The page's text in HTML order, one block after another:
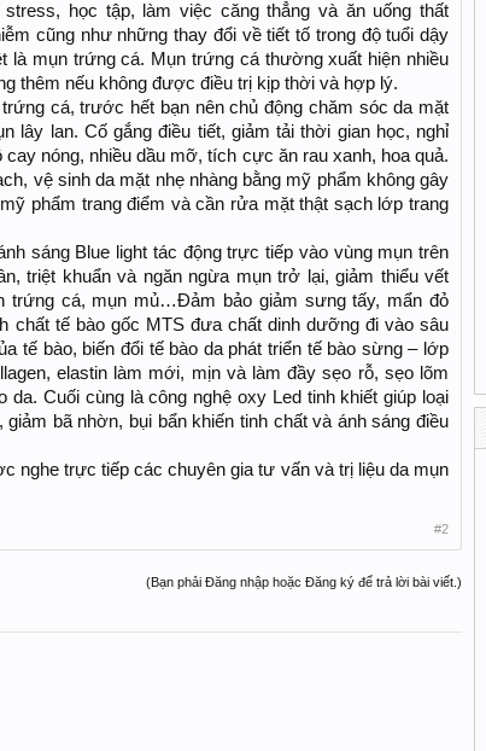
học tập, làm việc căng thẳng và ăn uống thất
cũng như những thay đổi về tiết tố trong độ tuổi dậy
là mụn trứng cá. Mụn trứng cá thường xuất hiện nhiều
thêm nếu không được điều trị kịp thời và hợp lý.
cá, trước hết bạn nên chủ động chăm sóc da mặt
lây lan. Cố gắng điều tiết, giảm tải thời gian học, nghỉ
nóng, nhiều dầu mỡ, tích cực ăn rau xanh, hoa quả.
vệ sinh da mặt nhẹ nhàng bằng mỹ phẩm không gây
phẩm trang điểm và cần rửa mặt thật sạch lớp trang
sáng Blue light tác động trực tiếp vào vùng mụn trên
triệt khuẩn và ngăn ngừa mụn trở lại, giảm thiểu vết
trứng cá, mụn mủ…Đảm bảo giảm sưng tấy, mẩn đỏ
chất tế bào gốc MTS đưa chất dinh dưỡng đi vào sâu
tế bào, biến đổi tế bào da phát triển tế bào sừng – lớp
elastin làm mới, mịn và làm đầy sẹo rỗ, sẹo lõm
Cuối cùng là công nghệ oxy Led tinh khiết giúp loại
bã nhờn, bụi bẩn khiến tinh chất và ánh sáng điều
nghe trực tiếp các chuyên gia tư vấn và trị liệu da mụn
#2
(Bạn phải Đăng nhập hoặc Đăng ký để trả lời bài viết.)